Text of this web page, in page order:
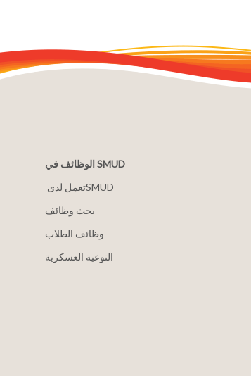
الوظائف في SMUD
بحث وظائف
وظائف الطلاب
التوعية العسكرية